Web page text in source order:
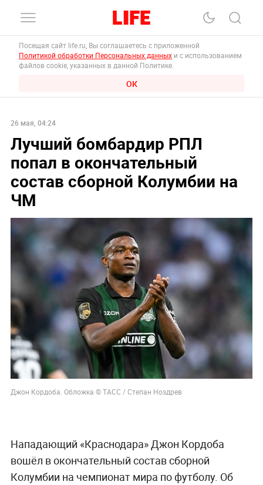
Посещая сайт life.ru, Вы соглашаетесь с приложенной
Политикой обработки Персональных данных и с использованием
файлов cookie, указанных в данной Политике.
ОК
26 мая, 04:24
Лучший бомбардир РПЛ
попал в окончательный
состав сборной Колумбии на
ЧМ
Джон Кордоба. Обложка © ТАСС / Степан Ноздрев
Нападающий «Краснодара» Джон Кордоба
вошёл в окончательный состав сборной
Колумбии на чемпионат мира по футболу. Об